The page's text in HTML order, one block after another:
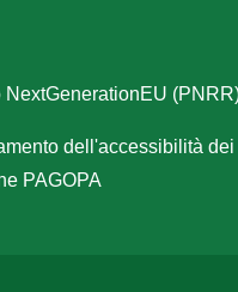
dell'accessibilità
PAGOPA